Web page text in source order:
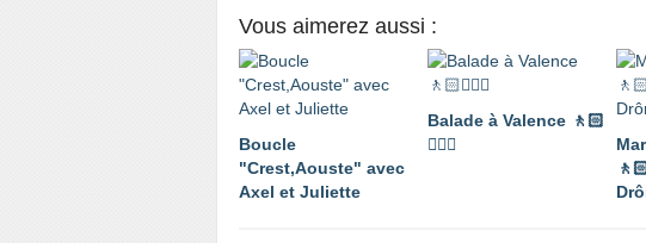
Vous aimerez aussi :
Boucle
"Crest,Aouste" avec
Axel et Juliette
Balade à Valence 🚶🏻
🚶🏼‍♂️